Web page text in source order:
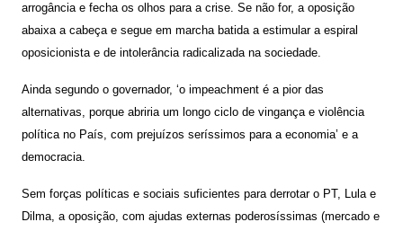
arrogância e fecha os olhos para a crise. Se não for, a oposição
abaixa a cabeça e segue em marcha batida a estimular a espiral
oposicionista e de intolerância radicalizada na sociedade.
Ainda segundo o governador, ‘o impeachment é a pior das
alternativas, porque abriria um longo ciclo de vingança e violência
política no País, com prejuízos seríssimos para a economia’ e a
democracia.
Sem forças políticas e sociais suficientes para derrotar o PT, Lula e
Dilma, a oposição, com ajudas externas poderosíssimas (mercado e